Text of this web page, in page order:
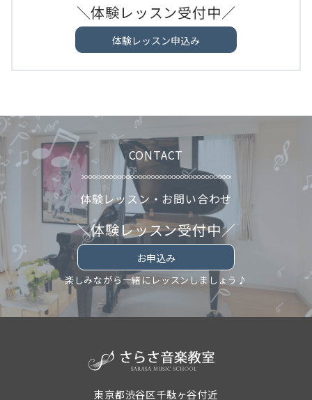
＼体験レッスン受付中／
体験レッスン申込み
CONTACT
体験レッスン・お問い合わせ
＼体験レッスン受付中／
お申込み
楽しみながら一緒にレッスンしましょう♪
東京都渋谷区千駄ヶ谷付近